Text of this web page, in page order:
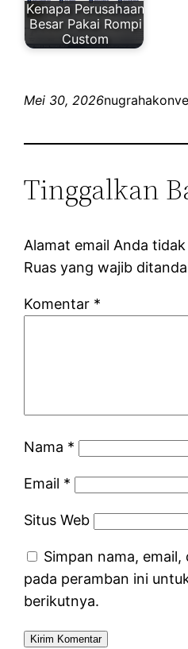
Kenapa Perusahaan
Besar Pakai Rompi
Custom
Mei 30, 2026
Tinggalkan
Alamat email Anda
Ruas yang wajib
Komentar *
Nama *
Email *
Situs Web
Simpan nama,
pada peramban ini
berikutnya.